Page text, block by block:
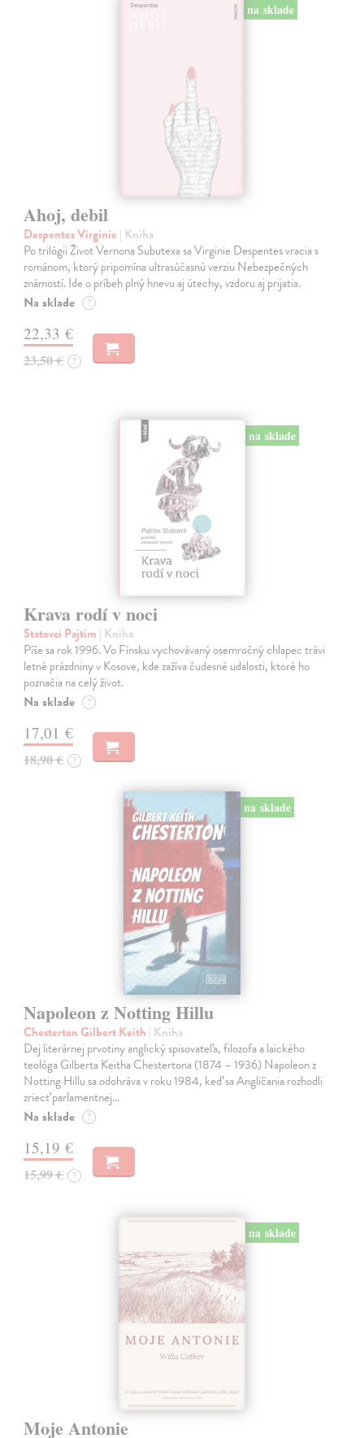
na sklade
Ahoj, debil
Despentes Virginie | Kniha
Po trilógii Život Vernona Subutexa sa Virginie Despentes vracia s
románom, ktorý pripomína ultrasúčasnú verziu Nebezpečných
známostí. Ide o príbeh plný hnevu aj útechy, vzdoru aj prijatia.
Na sklade ?
22,33 €
23,50 € ?
na sklade
Krava rodí v noci
Statovci Pajtim | Kniha
Píše sa rok 1996. Vo Fínsku vychovávaný osemročný chlapec trávi
letné prázdniny v Kosove, kde zažíva čudesné udalosti, ktoré ho
poznačia na celý život.
Na sklade ?
17,01 €
18,90 € ?
na sklade
Napoleon z Notting Hillu
Chesterton Gilbert Keith | Kniha
Dej literárnej prvotiny anglický spisovateľa, filozofa a laického
teológa Gilberta Keitha Chestertona (1874 – 1936) Napoleon z
Notting Hillu sa odohráva v roku 1984, keď sa Angličania rozhodli
zriecť parlamentnej…
Na sklade ?
15,19 €
15,99 € ?
na sklade
Moje Antonie